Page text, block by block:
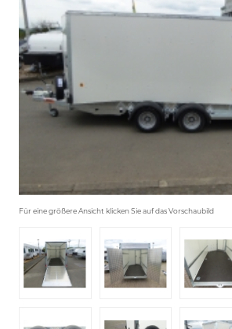
Für eine größere Ansicht klicken Sie auf das Vorschaubild